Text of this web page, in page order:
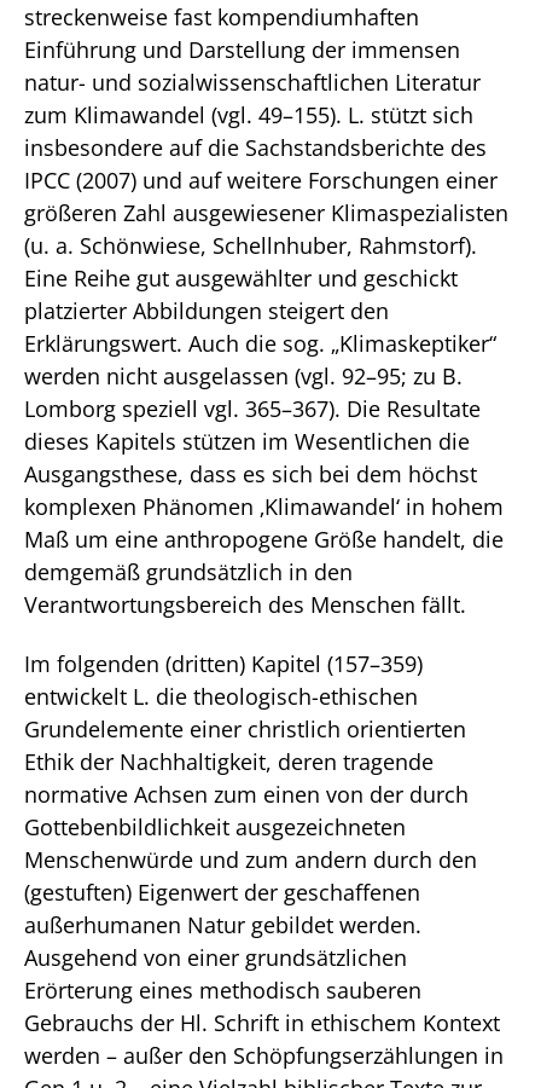
streckenweise fast kompendiumhaften
Einführung und Darstellung der immensen
natur- und sozialwissenschaftlichen Literatur
zum Klimawandel (vgl. 49–155). L. stützt sich
insbesondere auf die Sachstandsberichte des
IPCC (2007) und auf weitere Forschungen einer
größeren Zahl ausgewiesener Klimaspezialisten
(u. a. Schönwiese, Schellnhuber, Rahmstorf).
Eine Reihe gut ausgewählter und geschickt
platzierter Abbildungen steigert den
Erklärungswert. Auch die sog. „Klimaskeptiker“
werden nicht ausgelassen (vgl. 92–95; zu B.
Lomborg speziell vgl. 365–367). Die Resultate
dieses Kapitels stützen im Wesentlichen die
Ausgangsthese, dass es sich bei dem höchst
komplexen Phänomen ‚Klimawandel‘ in hohem
Maß um eine anthropogene Größe handelt, die
demgemäß grundsätzlich in den
Verantwortungsbereich des Menschen fällt.
Im folgenden (dritten) Kapitel (157–359)
entwickelt L. die theologisch-ethischen
Grundelemente einer christlich orientierten
Ethik der Nachhaltigkeit, deren tragende
normative Achsen zum einen von der durch
Gottebenbildlichkeit ausgezeichneten
Menschenwürde und zum andern durch den
(gestuften) Eigenwert der geschaffenen
außerhumanen Natur gebildet werden.
Ausgehend von einer grundsätzlichen
Erörterung eines methodisch sauberen
Gebrauchs der Hl. Schrift in ethischem Kontext
werden – außer den Schöpfungserzählungen in